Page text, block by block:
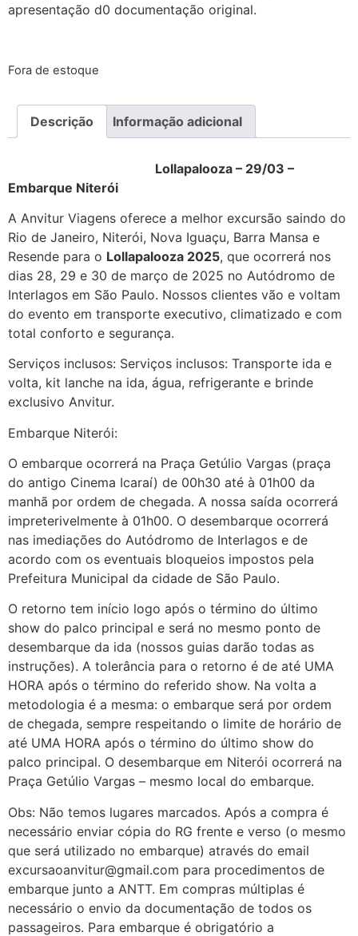
apresentação d0 documentação original.
Fora de estoque
Descrição Informação adicional
Lollapalooza – 29/03 –
Embarque Niterói
A Anvitur Viagens oferece a melhor excursão saindo do
Rio de Janeiro, Niterói, Nova Iguaçu, Barra Mansa e
Resende para o Lollapalooza 2025, que ocorrerá nos
dias 28, 29 e 30 de março de 2025 no Autódromo de
Interlagos em São Paulo. Nossos clientes vão e voltam
do evento em transporte executivo, climatizado e com
total conforto e segurança.
Serviços inclusos: Serviços inclusos: Transporte ida e
volta, kit lanche na ida, água, refrigerante e brinde
exclusivo Anvitur.
Embarque Niterói:
O embarque ocorrerá na Praça Getúlio Vargas (praça
do antigo Cinema Icaraí) de 00h30 até à 01h00 da
manhã por ordem de chegada. A nossa saída ocorrerá
impreterivelmente à 01h00. O desembarque ocorrerá
nas imediações do Autódromo de Interlagos e de
acordo com os eventuais bloqueios impostos pela
Prefeitura Municipal da cidade de São Paulo.
O retorno tem início logo após o término do último
show do palco principal e será no mesmo ponto de
desembarque da ida (nossos guias darão todas as
instruções). A tolerância para o retorno é de até UMA
HORA após o término do referido show. Na volta a
metodologia é a mesma: o embarque será por ordem
de chegada, sempre respeitando o limite de horário de
até UMA HORA após o término do último show do
palco principal. O desembarque em Niterói ocorrerá na
Praça Getúlio Vargas – mesmo local do embarque.
Obs: Não temos lugares marcados. Após a compra é
necessário enviar cópia do RG frente e verso (o mesmo
que será utilizado no embarque) através do email
excursaoanvitur@gmail.com para procedimentos de
embarque junto a ANTT. Em compras múltiplas é
necessário o envio da documentação de todos os
passageiros. Para embarque é obrigatório a